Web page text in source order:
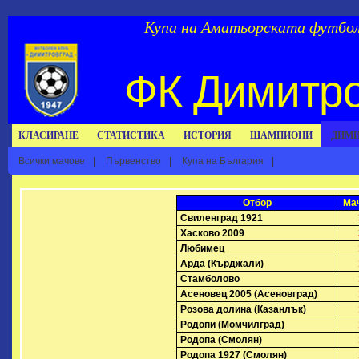
Купа на Аматьорската
ФК
КЛАСИРАНЕ СТАТИСТИКА ИСТОРИЯ ШАМПИОНИ
Всички мачове Първенство Купа на България
Отбор
Свиленград 1921
Хасково 2009
Любимец
Арда (Кърджали)
Стамболово
Асеновец 2005 (Асеновград)
Розова долина (Казанлък)
Родопи (Момчилград)
Родопа (Смолян)
Родопа 1927 (Смолян)